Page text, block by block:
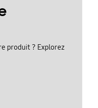
produit ? Explorez